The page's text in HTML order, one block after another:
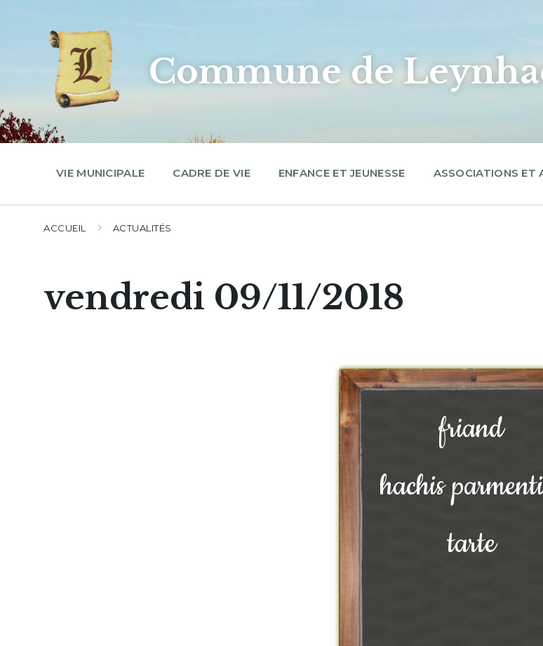
navigation
Commune de
VIE MUNICIPALE CADRE DE VIE ENFANCE ET JEUNESSE ASSOCIATIONS ET
ACCUEIL ACTUALITÉS
vendredi 09/11/2018
friand
hachis
tarte